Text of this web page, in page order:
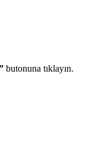
butonuna tıklayın.